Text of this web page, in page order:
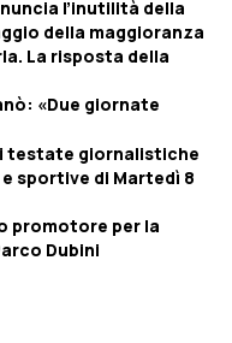
l’inutilità della
della maggioranza
La risposta della
«Due giornate
testate giornalistiche
sportive di Martedì 8
promotore per la
Dubini